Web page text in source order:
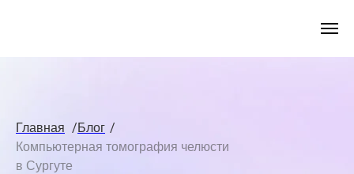
Главная /Блог /
Компьютерная томография челюсти
в Сургуте